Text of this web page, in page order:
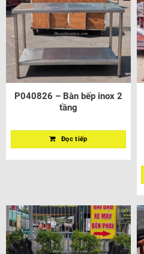
P040826 – Bàn bếp inox 2
tầng
Đọc tiếp